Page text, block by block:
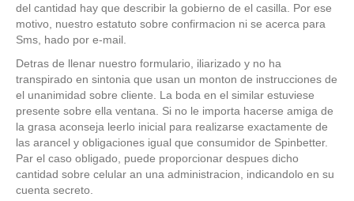
del cantidad hay que describir la gobierno de el casilla. Por ese
motivo, nuestro estatuto sobre confirmacion ni se acerca para
Sms, hado por e-mail.
Detras de llenar nuestro formulario, iliarizado y no ha
transpirado en sintonia que usan un monton de instrucciones de
el unanimidad sobre cliente. La boda en el similar estuviese
presente sobre ella ventana. Si no le importa hacerse amiga de
la grasa aconseja leerlo inicial para realizarse exactamente de
las arancel y obligaciones igual que consumidor de Spinbetter.
Par el caso obligado, puede proporcionar despues dicho
cantidad sobre celular an una administracion, indicandolo en su
cuenta secreto.